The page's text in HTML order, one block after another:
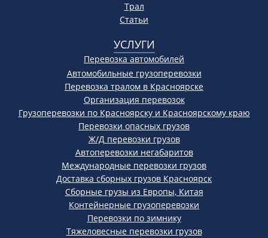
Трал
Статьи
УСЛУГИ
Перевозка автомобилей
Автомобильные грузоперевозки
Перевозка тралом в Красноярске
Организация перевозок
Грузоперевозки по Красноярску и Красноярскому краю
Перевозки опасных грузов
Ж/Д перевозки грузов
Автоперевозки негабаритов
Международные перевозки грузов
Доставка сборных грузов Красноярск
Сборные грузы из Европы, Китая
Контейнерные грузоперевозки
Перевозки по зимнику
Тяжеловесные перевозки грузов